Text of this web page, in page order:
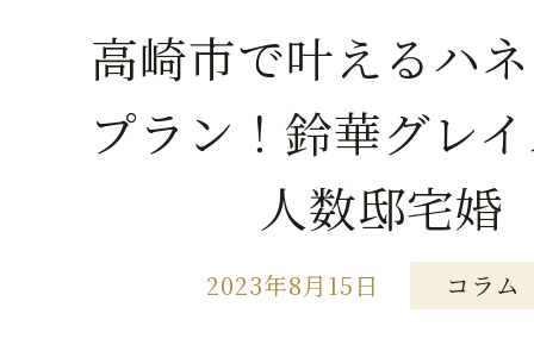
高崎市で叶えるハ
プラン！鈴華グレ
人数邸宅婚
2023年8月15日 コラム